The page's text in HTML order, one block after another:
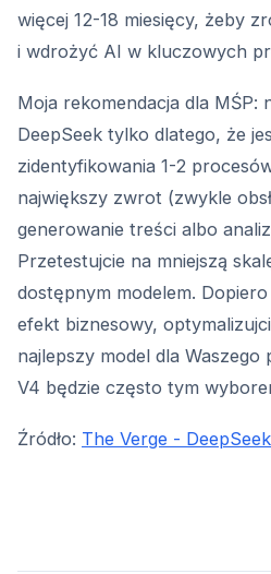
więcej 12-18 miesięcy, żeby
i wdrożyć AI w kluczowych
Moja rekomendacja dla MŚP:
DeepSeek tylko dlatego, że
zidentyfikowania 1-2
największy zwrot (zwykle
generowanie treści albo
Przetestujcie na mniejszą
dostępnym modelem.
efekt biznesowy,
najlepszy model dla Waszego
V4 będzie często tym
Źródło: The Verge -